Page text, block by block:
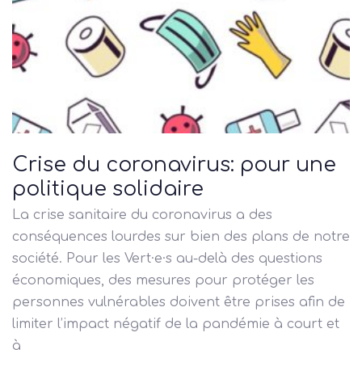
Crise du coronavirus: pour une
politique solidaire
La crise sanitaire du coronavirus a des
conséquences lourdes sur bien des plans de notre
société. Pour les Vert·e·s au-delà des questions
économiques, des mesures pour protéger les
personnes vulnérables doivent être prises afin de
limiter l’impact négatif de la pandémie à court et
à